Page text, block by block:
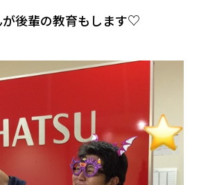
が後輩の教育もします♡